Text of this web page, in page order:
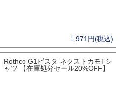
1,971円(税込)
Rothco G1ビスタ ネクストカモTシ
ャツ 【在庫処分セール20%OFF】